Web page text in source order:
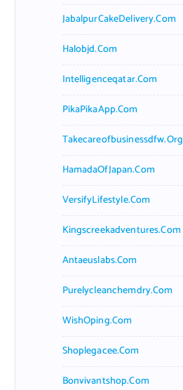
JabalpurCakeDelivery.com
Halobjd.com
Intelligenceqatar.com
PikaPikaApp.com
Takecareofbusinessdfw.org
HamadaOfJapan.com
VersifyLifestyle.com
Kingscreekadventures.com
Antaeuslabs.com
Purelycleanchemdry.com
WishOping.com
Shoplegacee.com
Bonvivantshop.com